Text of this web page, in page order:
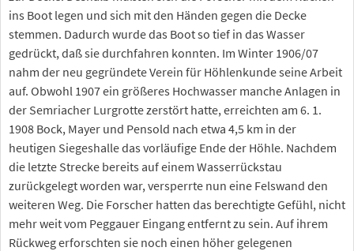
ins Boot legen und sich mit den Händen gegen die Decke
stemmen. Dadurch wurde das Boot so tief in das Wasser
gedrückt, daß sie durchfahren konnten. Im Winter 1906/07
nahm der neu gegründete Verein für Höhlenkunde seine Arbeit
auf. Obwohl 1907 ein größeres Hochwasser manche Anlagen in
der Semriacher Lurgrotte zerstört hatte, erreichten am 6. 1.
1908 Bock, Mayer und Pensold nach etwa 4,5 km in der
heutigen Siegeshalle das vorläufige Ende der Höhle. Nachdem
die letzte Strecke bereits auf einem Wasserrückstau
zurückgelegt worden war, versperrte nun eine Felswand den
weiteren Weg. Die Forscher hatten das berechtigte Gefühl, nicht
mehr weit vom Peggauer Eingang entfernt zu sein. Auf ihrem
Rückweg erforschten sie noch einen höher gelegenen